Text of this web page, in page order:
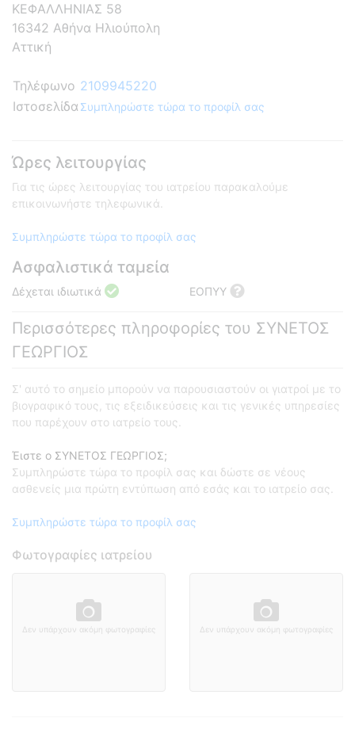
ΚΕΦΑΛΛΗΝΙΑΣ 58
16342 Αθήνα Ηλιούπολη
Αττική
Τηλέφωνο 2109945220
Ιστοσελίδα Συμπληρώστε τώρα το προφίλ σας
Ώρες λειτουργίας
Για τις ώρες λειτουργίας του ιατρείου παρακαλούμε
επικοινωνήστε τηλεφωνικά.
Συμπληρώστε τώρα το προφίλ σας
Ασφαλιστικά ταμεία
Δέχεται ιδιωτικά ΕΟΠΥΥ
Περισσότερες πληροφορίες του ΣΥΝΕΤΟΣ
ΓΕΩΡΓΙΟΣ
Σ' αυτό το σημείο μπορούν να παρουσιαστούν οι γιατροί με το
βιογραφικό τους, τις εξειδικεύσεις και τις γενικές υπηρεσίες
που παρέχουν στο ιατρείο τους.
Έιστε ο ΣΥΝΕΤΟΣ ΓΕΩΡΓΙΟΣ;
Συμπληρώστε τώρα το προφίλ σας και δώστε σε νέους
ασθενείς μια πρώτη εντύπωση από εσάς και το ιατρείο σας.
Συμπληρώστε τώρα το προφίλ σας
Φωτογραφίες ιατρείου
Δεν υπάρχουν ακόμη φωτογραφίες Δεν υπάρχουν ακόμη φωτογραφίες